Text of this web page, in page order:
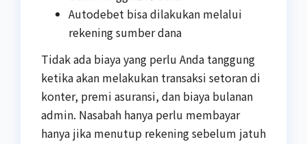
Autodebet bisa dilakukan melalui
rekening sumber dana
Tidak ada biaya yang perlu Anda tanggung
ketika akan melakukan transaksi setoran di
konter, premi asuransi, dan biaya bulanan
admin. Nasabah hanya perlu membayar
hanya jika menutup rekening sebelum jatuh